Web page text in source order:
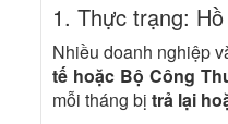
1. Thực trạng:
Nhiều doanh nghiệp
tế hoặc Bộ Công
mỗi tháng bị trả lại